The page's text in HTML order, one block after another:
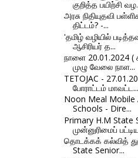
குறித்த பயிற்சி
அரசு நிதியுதவி
திட்டம்? -...
'தமிழ் வழியில்
ஆசிரியர் த...
நாளை 20.01.2024
முழு வேலை நாள...
TETOJAC -
போராட்டம் மாவட்ட...
Noon Meal Mobile
Schools - Dire...
Primary H.M State
முன்னுரிமைப்
தொடக்கக் கல்வித்
State Senior...